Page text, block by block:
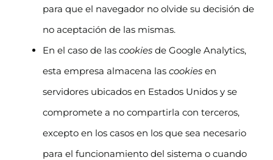
para que el navegador no olvide su decisión de
no aceptación de las mismas.
En el caso de las cookies de Google Analytics,
esta empresa almacena las cookies en
servidores ubicados en Estados Unidos y se
compromete a no compartirla con terceros,
excepto en los casos en los que sea necesario
para el funcionamiento del sistema o cuando